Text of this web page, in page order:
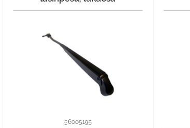
56005195